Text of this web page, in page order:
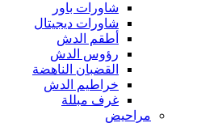
شاورات باور
شاورات ديجيتال
أطقم الدش
رؤوس الدش
القضبان الناهضة
خراطيم الدش
غرف مبللة
مراحيض